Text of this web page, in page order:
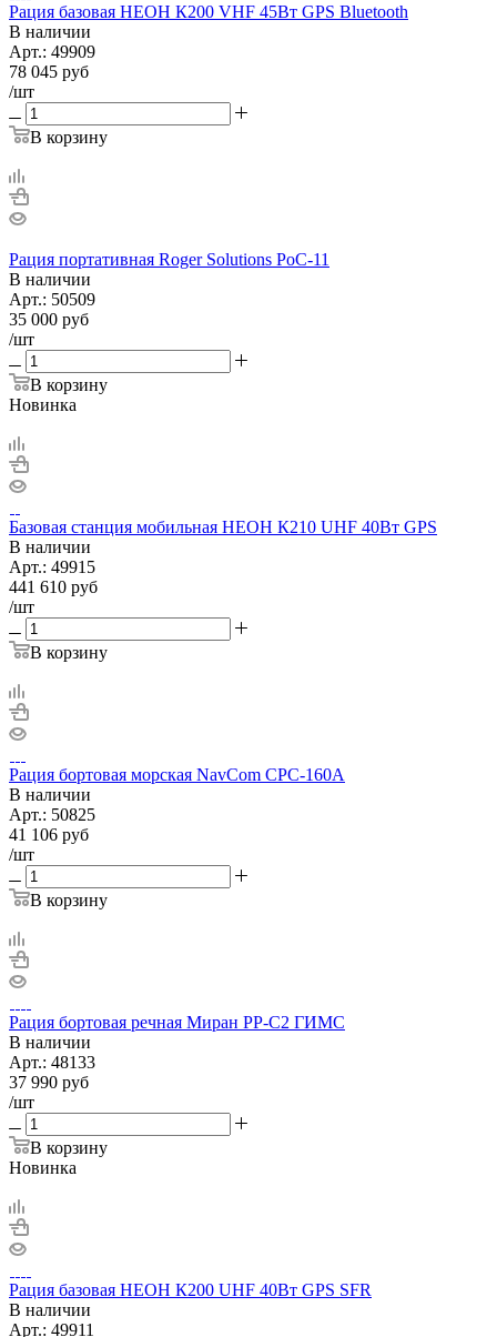
Рация базовая НЕОН К200 VHF 45Вт GPS Bluetooth
В наличии
Арт.: 49909
78 045 руб
/шт
В корзину
Рация портативная Roger Solutions PoC-11
В наличии
Арт.: 50509
35 000 руб
/шт
В корзину
Новинка
Базовая станция мобильная НЕОН К210 UHF 40Вт GPS
В наличии
Арт.: 49915
441 610 руб
/шт
В корзину
Рация бортовая морская NavCom CPC-160A
В наличии
Арт.: 50825
41 106 руб
/шт
В корзину
Рация бортовая речная Миран РР-С2 ГИМС
В наличии
Арт.: 48133
37 990 руб
/шт
В корзину
Новинка
Рация базовая НЕОН К200 UHF 40Вт GPS SFR
В наличии
Арт.: 49911